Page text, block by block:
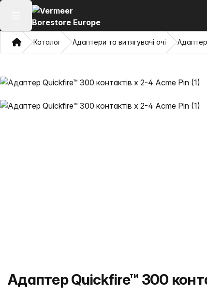
Відкрити головне меню
ДімКаталог Адаптери та витягувачі очі
Назва продукту
Адаптер Quickfire™ 300